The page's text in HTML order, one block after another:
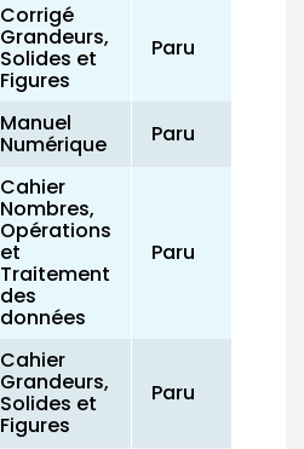
Corrigé
Grandeurs,
Solides et
Figures
Paru
Manuel
Numérique Paru
Cahier
Nombres,
Opérations
et
Traitement
des
données
Paru
Cahier
Grandeurs,
Solides et
Figures
Paru